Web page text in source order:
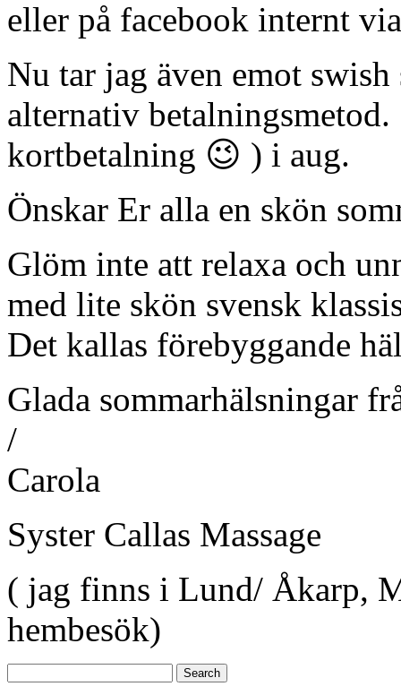
eller på facebook internt
Nu tar jag även emot
alternativ
kortbetalning 😉 ) i aug.
Önskar Er alla en skön
Glöm inte att relaxa och
med lite skön svensk
Det kallas förebyggande
Glada sommarhälsningar
/
Carola
Syster Callas Massage
( jag finns i Lund/ Åkarp,
hembesök)